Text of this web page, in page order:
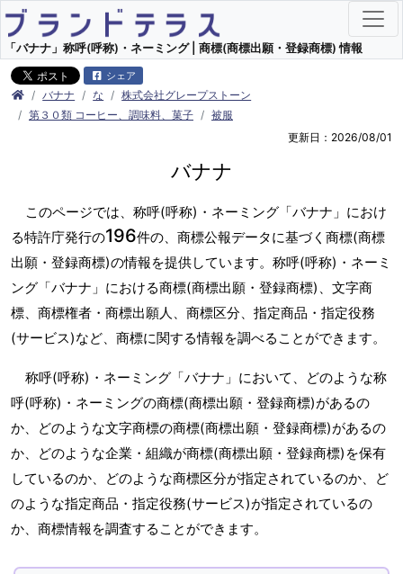
「バナナ」称呼(呼称)・ネーミング | 商標(商標出願・登録商標) 情報
シェア
バナナ な
株式会社グレープストーン
第３０類 コーヒー、調味料、菓子
被服
更新日：2026/08/01
バナナ
このページでは、称呼(呼称)・ネーミング「バナナ」におけ
る特許庁発行の196件の、商標公報データに基づく商標(商標
出願・登録商標)の情報を提供しています。称呼(呼称)・ネーミ
ング「バナナ」における商標(商標出願・登録商標)、文字商
標、商標権者・商標出願人、商標区分、指定商品・指定役務
(サービス)など、商標に関する情報を調べることができます。
称呼(呼称)・ネーミング「バナナ」において、どのような称
呼(呼称)・ネーミングの商標(商標出願・登録商標)があるの
か、どのような文字商標の商標(商標出願・登録商標)があるの
か、どのような企業・組織が商標(商標出願・登録商標)を保有
しているのか、どのような商標区分が指定されているのか、ど
のような指定商品・指定役務(サービス)が指定されているの
か、商標情報を調査することができます。